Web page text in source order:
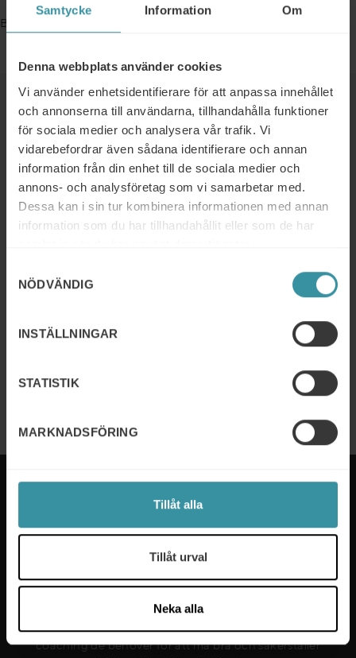
Samtycke Information Om
Denna webbplats använder cookies
Vi använder enhetsidentifierare för att anpassa innehållet
och annonserna till användarna, tillhandahålla funktioner
för sociala medier och analysera vår trafik. Vi
vidarebefordrar även sådana identifierare och annan
information från din enhet till de sociala medier och
annons- och analysföretag som vi samarbetar med.
Dessa kan i sin tur kombinera informationen med annan
information som du har tillhandahållit eller som de har
NÖDVÄNDIG
INSTÄLLNINGAR
STATISTIK
MARKNADSFÖRING
Tillåt alla
Tillåt urval
Neka alla
Bookings are closed for this event.
Liknande
01/01/2025 - 31/12/2025
Kostnadsfri workshop för er
ledningsgrupp
Läs mer
Mercuri International är experterna på sälj- och
ledarskapsutbildning som hjälper företag i över 50
våra kunders specifika behov och våra experter ser
till att nya färdigheter implementeras på ett effektivt
sätt. Vi ger dina medarbetare det stöd och den
coaching de behöver för att må bra och säkerställer